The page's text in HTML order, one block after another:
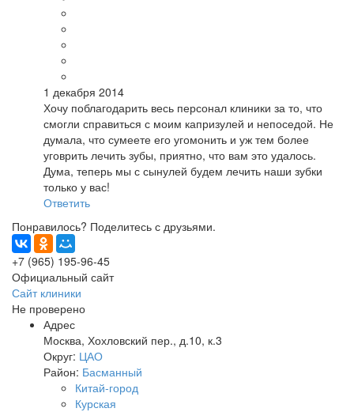
1 декабря 2014
Хочу поблагодарить весь персонал клиники за то, что
смогли справиться с моим капризулей и непоседой. Не
думала, что сумеете его угомонить и уж тем более
уговрить лечить зубы, приятно, что вам это удалось.
Дума, теперь мы с сынулей будем лечить наши зубки
только у вас!
Ответить
Понравилось? Поделитесь с друзьями.
+7 (965) 195-96-45
Официальный сайт
Сайт клиники
Не проверено
Адрес
Москва, Хохловский пер., д.10, к.3
Округ: ЦАО
Район: Басманный
Китай-город
Курская